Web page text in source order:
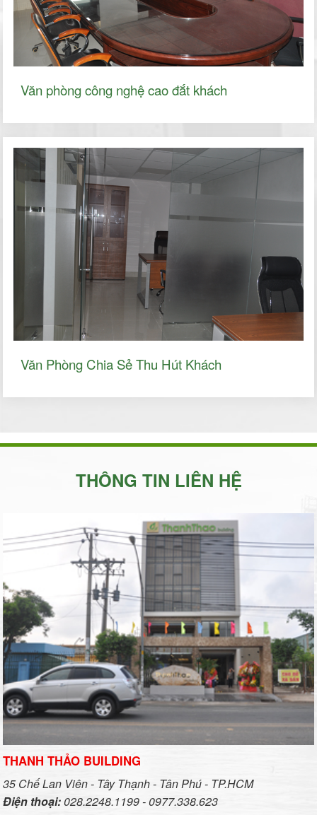
Văn phòng công nghệ cao đắt khách
Văn Phòng Chia Sẻ Thu Hút Khách
THÔNG TIN LIÊN HỆ
THANH THẢO BUILDING
35 Chế Lan Viên - Tây Thạnh - Tân Phú - TP.HCM
Điện thoại:028.2248.1199 - 0977.338.623